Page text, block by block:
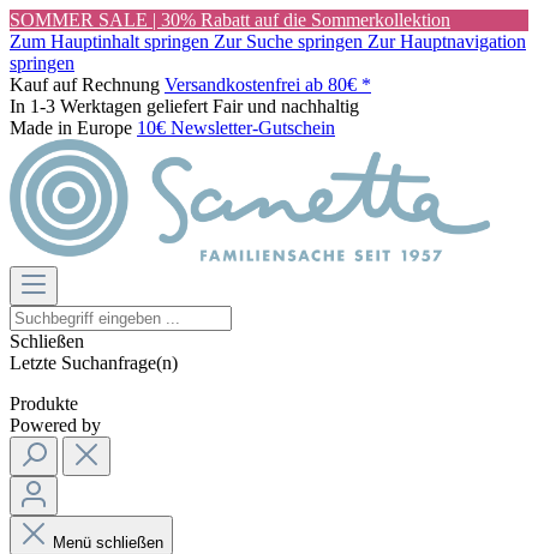
SOMMER SALE | 30% Rabatt auf die Sommerkollektion
Zum Hauptinhalt springen Zur Suche springen Zur Hauptnavigation
springen
Kauf auf Rechnung Versandkostenfrei ab 80€ *
In 1-3 Werktagen geliefert Fair und nachhaltig
Made in Europe 10€ Newsletter-Gutschein
Schließen
Letzte Suchanfrage(n)
Produkte
Powered by
Menü schließen